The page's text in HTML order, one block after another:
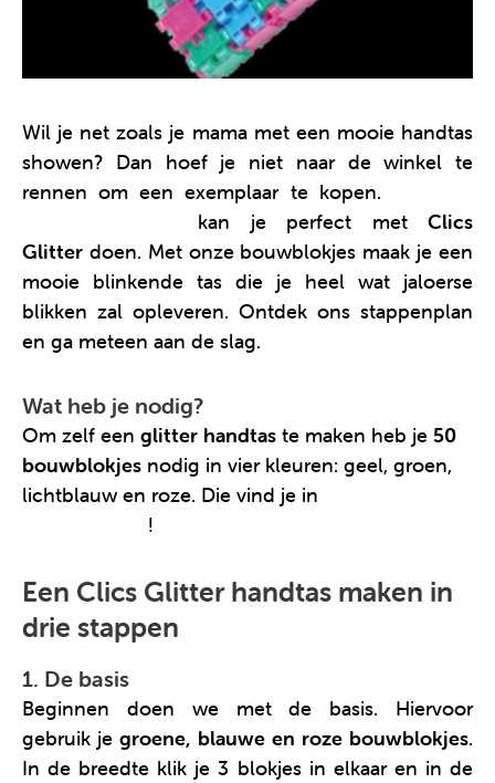
Wil je net zoals je mama met een mooie handtas
showen? Dan hoef je niet naar de winkel te
rennen om een exemplaar te kopen.
kan je perfect met Clics
Glitter doen. Met onze bouwblokjes maak je een
mooie blinkende tas die je heel wat jaloerse
blikken zal opleveren. Ontdek ons stappenplan
en ga meteen aan de slag.
Wat heb je nodig?
Om zelf een glitter handtas te maken heb je 50
bouwblokjes nodig in vier kleuren: geel, groen,
lichtblauw en roze. Die vind je in
!
Een Clics Glitter handtas maken in
drie stappen
1. De basis
Beginnen doen we met de basis. Hiervoor
gebruik jegroene, blauwe en roze bouwblokjes.
In de breedte klik je 3 blokjes in elkaar en in de